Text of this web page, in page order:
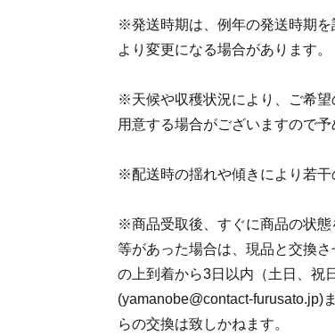
※発送時期は、例年の発送時期
より変更になる場合があります。
※天候や収穫状況により、ご希
用意する場合がございますので予
※配送時の揺れや傾きにより若干
※商品受取後、すぐに商品の状
等があった場合は、現品と交換
の上到着から3日以内（土日、祝
(yamanobe@contact-furusato.jp)
らの交換は致しかねます。